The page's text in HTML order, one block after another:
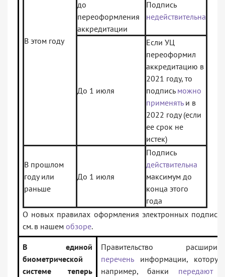
В этом году
до
переоформления
аккредитации
Подпись
недействительна
До 1 июля
Если УЦ
переоформил
аккредитацию в
2021 году, то
подпись можно
применятьи в
2022 году (если
ее срок не
истек)
В прошлом
году или
раньше
До 1 июля
Подпись
действительна
максимум до
конца этого
года
О новых правилах оформления электронных
см. в нашем обзоре.
В единой
биометрической
системе теперь
Правительство
переченьинформации,
например, банки передают